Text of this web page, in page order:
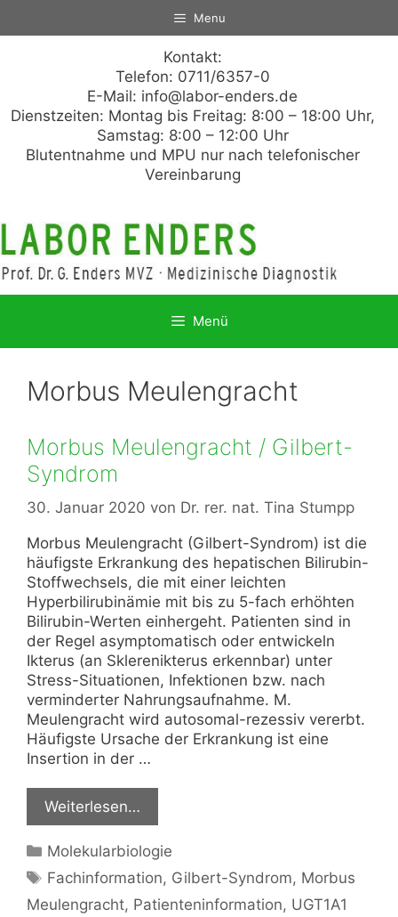
Menu
Kontakt:
Telefon: 0711/6357-0
E-Mail: info@labor-enders.de
Dienstzeiten: Montag bis Freitag: 8:00 – 18:00 Uhr,
Samstag: 8:00 – 12:00 Uhr
Blutentnahme und MPU nur nach telefonischer
Vereinbarung
Menü
Morbus Meulengracht
Morbus Meulengracht / Gilbert-
Syndrom
30. Januar 2020 von Dr. rer. nat. Tina Stumpp
Morbus Meulengracht (Gilbert-Syndrom) ist die
häufigste Erkrankung des hepatischen Bilirubin-
Stoffwechsels, die mit einer leichten
Hyperbilirubinämie mit bis zu 5-fach erhöhten
Bilirubin-Werten einhergeht. Patienten sind in
der Regel asymptomatisch oder entwickeln
Ikterus (an Sklerenikterus erkennbar) unter
Stress-Situationen, Infektionen bzw. nach
verminderter Nahrungsaufnahme. M.
Meulengracht wird autosomal-rezessiv vererbt.
Häufigste Ursache der Erkrankung ist eine
Insertion in der …
Weiterlesen…
Kategorien
Molekularbiologie
Schlagwörter
Fachinformation, Gilbert-Syndrom, Morbus
Meulengracht, Patienteninformation, UGT1A1